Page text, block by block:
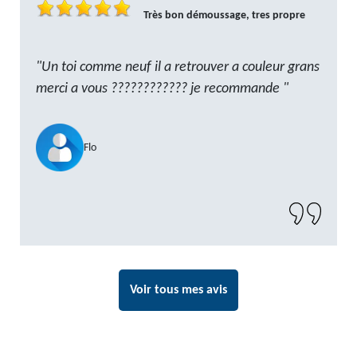
Très bon démoussage, tres propre
"Un toi comme neuf il a retrouver a couleur grans
merci a vous ???????????? je recommande "
Flo
Voir tous mes avis